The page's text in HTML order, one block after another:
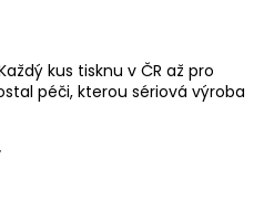
kus tisknu v ČR až pro
péči, kterou sériová výroba